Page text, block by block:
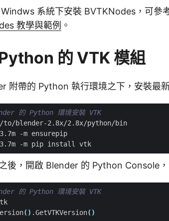
系統下安裝 BVTKNodes，可參
教學與範例 。
的 VTK 模組
附帶的 Python 執行環境之下，安裝最
的 Python 環境安裝 VTK
後，開啟 Blender 的 Python Console
的 Python 環境安裝 VTK
() .GetVTKVersion()